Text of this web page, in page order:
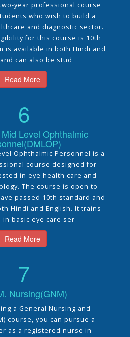
year professional course
who wish to build a
and diagnostic sector.
for this course is 10th
is available in both Hindi and
can also be stud
Read More
6
Level Ophthalmic
Ophthalmic Personnel is a
course designed for
in eye health care and
The course is open to
passed 10th standard and
Hindi and English. It trains
in basic eye care ser
Read More
7
Nursing(GNM)
a General Nursing and
course, you can pursue a
as a registered nurse in